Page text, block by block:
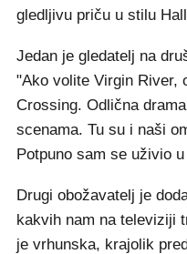
gledljivu priču u stilu
Jedan je gledatelj na
"Ako volite Virgin River,
Crossing. Odlična
scenama. Tu su i naši
Potpuno sam se uživio
Drugi obožavatelj je
kakvih nam na televiziji
je vrhunska, krajolik